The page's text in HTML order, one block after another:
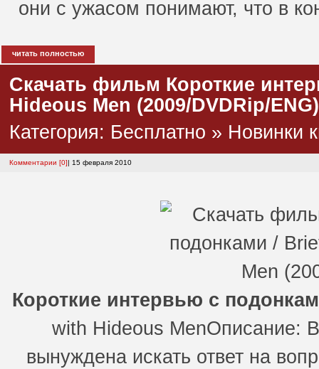
они с ужасом понимают, что в
читать полностью
Скачать фильм Короткие
Hideous Men (2009/DVDRip/ENG)
Категория: Бесплатно » Новинки
Комментарии [0]| 15 февраля 2010
Короткие интервью с
with Hideous MenОписание:
вынуждена искать ответ на